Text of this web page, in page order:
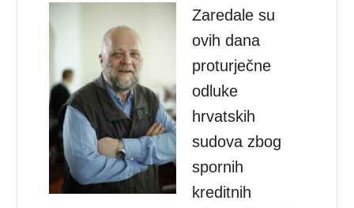
Zaredale su
ovih dana
proturječne
odluke
hrvatskih
sudova zbog
spornih
kreditnih